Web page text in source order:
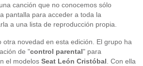
canción que no conocemos sólo
pantalla para acceder a toda la
a una lista de reproducción propia.
otra novedad en esta edición. El grupo ha
de "control parental" para
el modelos Seat León Cristóbal . Con ella